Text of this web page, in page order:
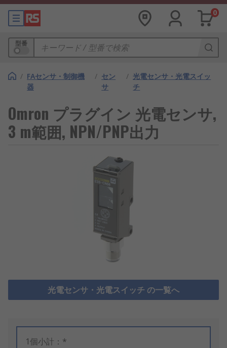
0
型番
/ FAセンサ・制御機
器
/ セン
サ
/ 光電センサ・光電スイッ
チ
Omron プラグイン 光電センサ,
3 m範囲, NPN/PNP出力
光電センサ・光電スイッチ の一覧へ
1個小計：*